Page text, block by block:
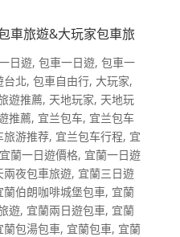
車旅遊&大玩家包車旅
日遊, 包車一日遊, 包車一
台北, 包車自由行, 大玩家,
遊推薦, 天地玩家, 天地玩
推薦, 宜兰包车, 宜兰包车
旅游推荐, 宜兰包车行程, 宜
宜蘭一日遊價格, 宜蘭一日遊
兩夜包車旅遊, 宜蘭三日遊
蘭伯朗咖啡城堡包車, 宜蘭
遊, 宜蘭兩日遊包車, 宜蘭
蘭包湯包車, 宜蘭包車, 宜蘭